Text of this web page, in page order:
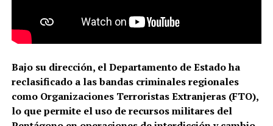
Bajo su dirección, el Departamento de Estado ha
reclasificado a las bandas criminales regionales
como Organizaciones Terroristas Extranjeras (FTO),
lo que permite el uso de recursos militares del